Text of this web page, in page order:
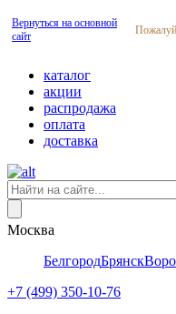
Вернуться на основной
сайт
каталог
акции
распродажа
оплата
доставка
Москва
БелгородБрянск
+7 (499) 350-10-76